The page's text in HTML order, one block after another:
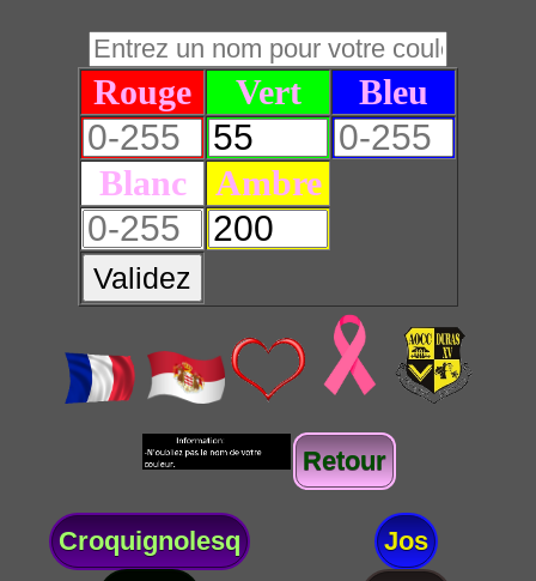
Rouge Vert Bleu
Blanc Ambre
Validez
Retour
Croquignolesq
Jos